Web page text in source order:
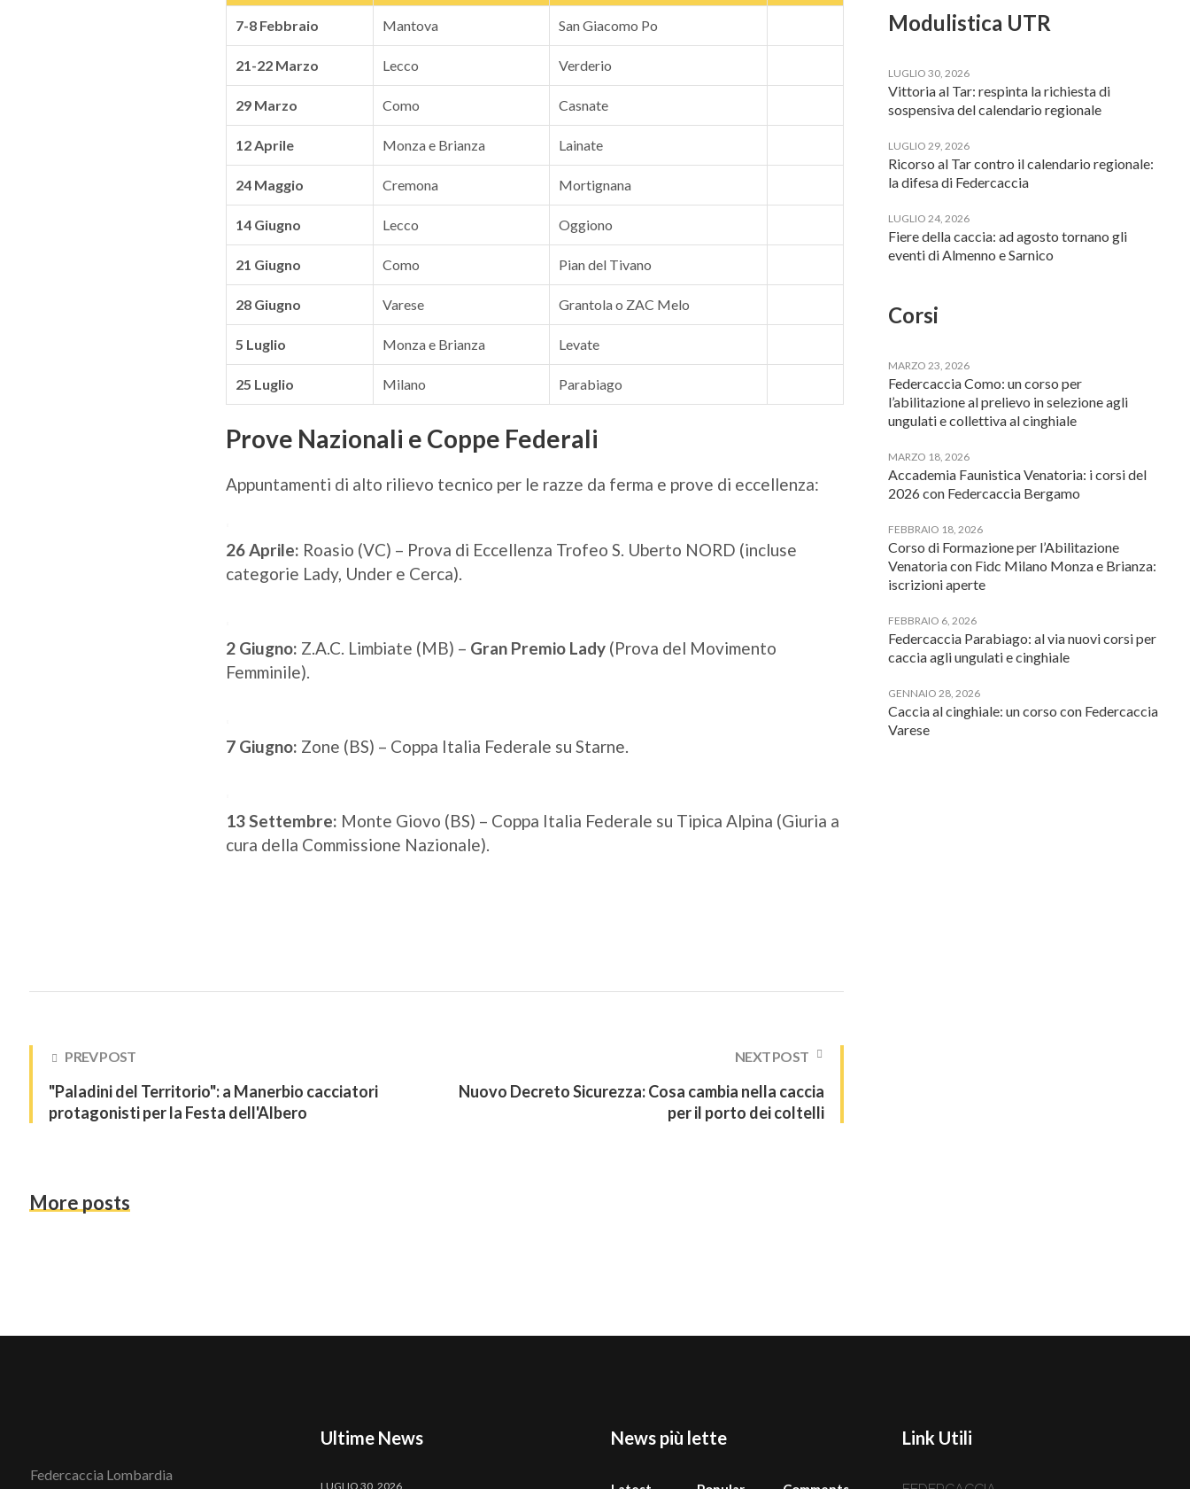
7-8 Febbraio Mantova San Giacomo Po
21-22 Marzo Lecco Verderio
29 Marzo Como Casnate
12 Aprile Monza e Brianza Lainate
24 Maggio Cremona Mortignana
14 Giugno Lecco Oggiono
21 Giugno Como Pian del Tivano
28 Giugno Varese Grantola o ZAC Melo
5 Luglio Monza e Brianza Levate
25 Luglio Milano Parabiago
Prove Nazionali e Coppe Federali
Appuntamenti di alto rilievo tecnico per le razze da ferma e prove di eccellenza:
26 Aprile: Roasio (VC) – Prova di Eccellenza Trofeo S. Uberto NORD (incluse
categorie Lady, Under e Cerca).
2 Giugno: Z.A.C. Limbiate (MB) – Gran Premio Lady (Prova del Movimento
Femminile).
7 Giugno: Zone (BS) – Coppa Italia Federale su Starne.
13 Settembre: Monte Giovo (BS) – Coppa Italia Federale su Tipica Alpina (Giuria a
cura della Commissione Nazionale).
PREV POST
"Paladini del Territorio": a Manerbio cacciatori
protagonisti per la Festa dell'Albero
NEXT POST
Nuovo Decreto Sicurezza: Cosa cambia nella caccia
per il porto dei coltelli
More posts
Modulistica UTR
LUGLIO 30, 2026
Vittoria al Tar: respinta la richiesta di
sospensiva del calendario regionale
LUGLIO 29, 2026
Ricorso al Tar contro il calendario regionale:
la difesa di Federcaccia
LUGLIO 24, 2026
Fiere della caccia: ad agosto tornano gli
eventi di Almenno e Sarnico
Corsi
MARZO 23, 2026
Federcaccia Como: un corso per
l’abilitazione al prelievo in selezione agli
ungulati e collettiva al cinghiale
MARZO 18, 2026
Accademia Faunistica Venatoria: i corsi del
2026 con Federcaccia Bergamo
FEBBRAIO 18, 2026
Corso di Formazione per l’Abilitazione
Venatoria con Fidc Milano Monza e Brianza:
iscrizioni aperte
FEBBRAIO 6, 2026
Federcaccia Parabiago: al via nuovi corsi per
caccia agli ungulati e cinghiale
GENNAIO 28, 2026
Caccia al cinghiale: un corso con Federcaccia
Varese
Federcaccia Lombardia
Ultime News
LUGLIO 30, 2026
News più lette Link Utili